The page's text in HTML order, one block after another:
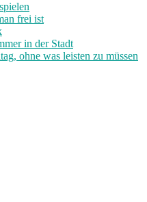
frei ist
in der Stadt
ohne was leisten zu müssen